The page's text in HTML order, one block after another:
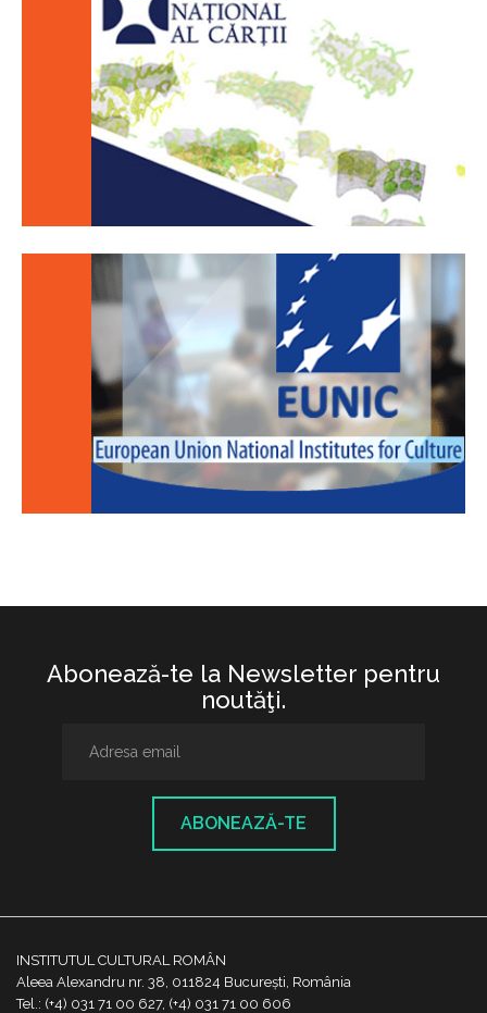
Abonează-te la Newsletter pentru
noutăţi.
ABONEAZĂ-TE
INSTITUTUL CULTURAL ROMÂN
Aleea Alexandru nr. 38, 011824 București, România
Tel.: (+4) 031 71 00 627, (+4) 031 71 00 606